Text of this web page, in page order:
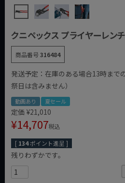
クニペックス プライヤーレ
商品番号316484
発送予定：在庫のある場合13時まで
祭日は含みません）
動画あり 夏セール
定価 ¥21,010
¥14,707税込
[ 134ポイント進呈 ]
残りわずかです。